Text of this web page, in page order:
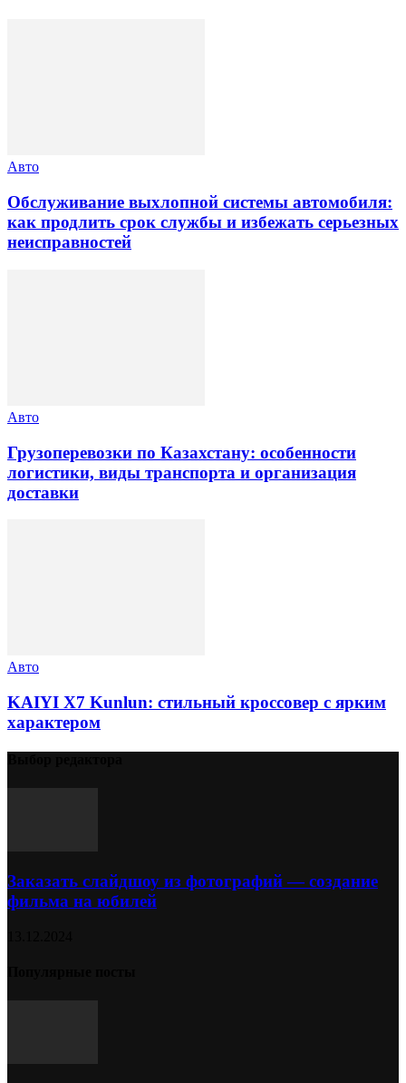
Авто
Обслуживание выхлопной системы автомобиля:
как продлить срок службы и избежать серьезных
неисправностей
Авто
Грузоперевозки по Казахстану: особенности
логистики, виды транспорта и организация
доставки
Авто
KAIYI X7 Kunlun: стильный кроссовер с ярким
характером
Заказать слайдшоу из фотографий — создание
фильма на юбилей